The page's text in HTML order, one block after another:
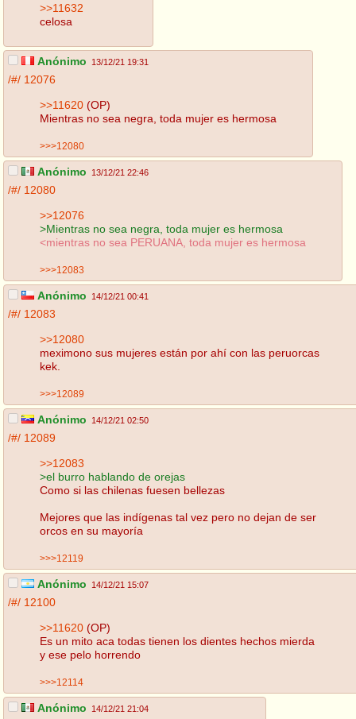
>>11632
celosa
Anónimo 13/12/21 19:31
/#/ 12076
>>11620 (OP)
Mientras no sea negra, toda mujer es hermosa
>>>12080
Anónimo 13/12/21 22:46
/#/ 12080
>>12076
>Mientras no sea negra, toda mujer es hermosa
<mientras no sea PERUANA, toda mujer es hermosa
>>>12083
Anónimo 14/12/21 00:41
/#/ 12083
>>12080
meximono sus mujeres están por ahí con las peruorcas
kek.
>>>12089
Anónimo 14/12/21 02:50
/#/ 12089
>>12083
>el burro hablando de orejas
Como si las chilenas fuesen bellezas
Mejores que las indígenas tal vez pero no dejan de ser
orcos en su mayoría
>>>12119
Anónimo 14/12/21 15:07
/#/ 12100
>>11620 (OP)
Es un mito aca todas tienen los dientes hechos mierda
y ese pelo horrendo
>>>12114
Anónimo 14/12/21 21:04